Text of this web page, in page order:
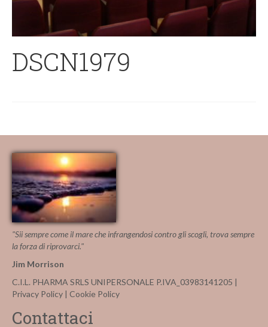
DSCN1979
"Sii sempre come il mare che infrangendosi contro gli scogli, trova sempre
la forza di riprovarci."
Jim Morrison
C.I.L. PHARMA SRLS UNIPERSONALE P.IVA_03983141205 |
Privacy Policy | Cookie Policy
Contattaci